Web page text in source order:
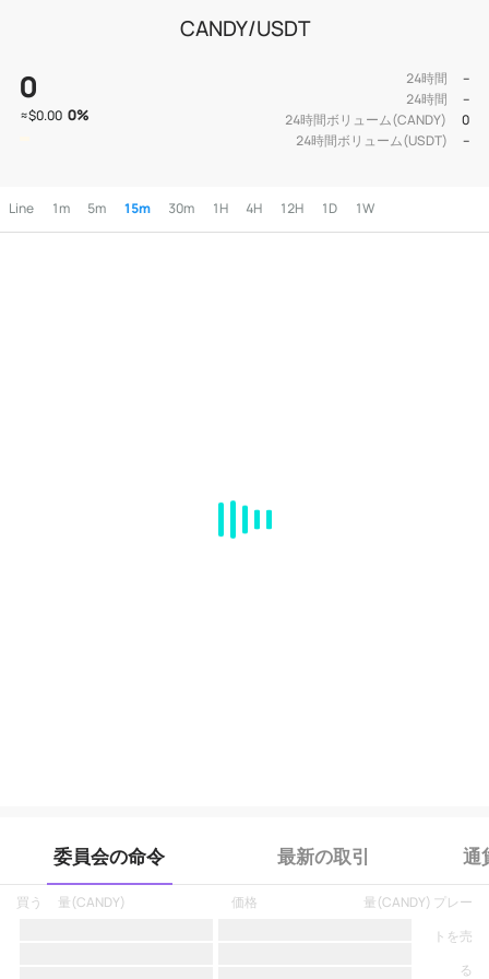
CANDY/USDT
0
≈$0.00 0%
24時間
--
24時間
--
24時間ボリューム(CANDY)
0
24時間ボリューム(USDT)
--
Line 1m 5m 15m 30m 1H 4H 12H 1D 1W
委員会の命令 最新の取引 通
買う 量(CANDY) 価格
プレー
トを売
る
量(CANDY)